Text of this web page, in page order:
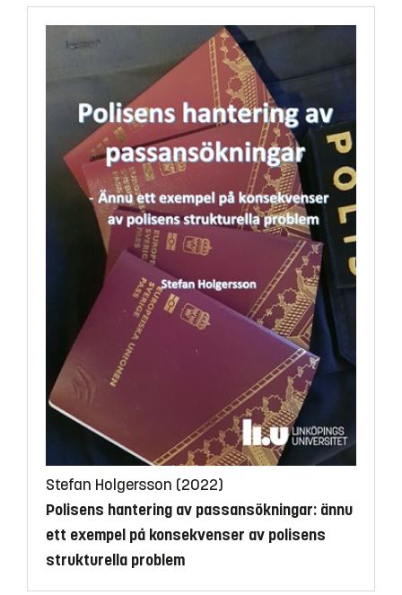
Stefan Holgersson (2022)
Polisens hantering av passansökningar: ännu
ett exempel på konsekvenser av polisens
strukturella problem